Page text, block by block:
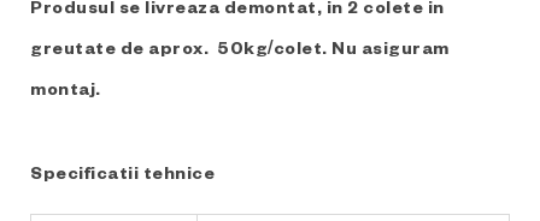
Produsul se livreaza demontat, in 2 colete in
greutate de aprox. 50kg/colet. Nu asiguram
montaj.
Specificatii tehnice